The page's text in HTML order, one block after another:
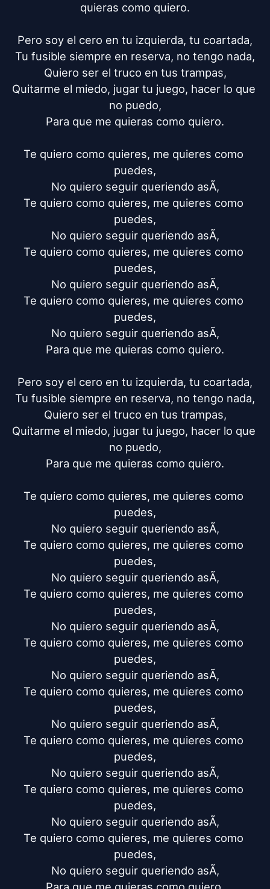
quieras como quiero.
Pero soy el cero en tu izquierda, tu coartada,
Tu fusible siempre en reserva, no tengo nada,
Quiero ser el truco en tus trampas,
Quitarme el miedo, jugar tu juego, hacer lo que
no puedo,
Para que me quieras como quiero.
Te quiero como quieres, me quieres como
puedes,
No quiero seguir queriendo asÃ­,
Te quiero como quieres, me quieres como
puedes,
No quiero seguir queriendo asÃ­,
Te quiero como quieres, me quieres como
puedes,
No quiero seguir queriendo asÃ­,
Te quiero como quieres, me quieres como
puedes,
No quiero seguir queriendo asÃ­,
Para que me quieras como quiero.
Pero soy el cero en tu izquierda, tu coartada,
Tu fusible siempre en reserva, no tengo nada,
Quiero ser el truco en tus trampas,
Quitarme el miedo, jugar tu juego, hacer lo que
no puedo,
Para que me quieras como quiero.
Te quiero como quieres, me quieres como
puedes,
No quiero seguir queriendo asÃ­,
Te quiero como quieres, me quieres como
puedes,
No quiero seguir queriendo asÃ­,
Te quiero como quieres, me quieres como
puedes,
No quiero seguir queriendo asÃ­,
Te quiero como quieres, me quieres como
puedes,
No quiero seguir queriendo asÃ­,
Te quiero como quieres, me quieres como
puedes,
No quiero seguir queriendo asÃ­,
Te quiero como quieres, me quieres como
puedes,
No quiero seguir queriendo asÃ­,
Te quiero como quieres, me quieres como
puedes,
No quiero seguir queriendo asÃ­,
Te quiero como quieres, me quieres como
puedes,
No quiero seguir queriendo asÃ­,